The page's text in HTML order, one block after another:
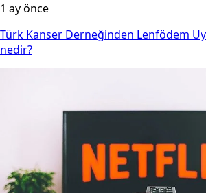
1 ay önce
Türk Kanser Derneğinden Lenfödem
nedir?